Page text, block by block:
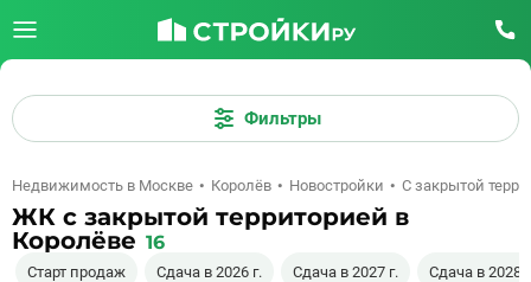
Фильтры
Недвижимость в Москве Королёв Новостройки С закрытой
ЖК с закрытой территорией в
Королёве 16
Старт продаж Сдача в 2026 г. Сдача в 2027 г. Сдача в 2028